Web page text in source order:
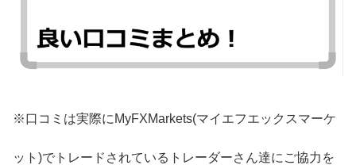
※口コミは実際にMyFXMarkets(マイエフエックスマーケ
ット)でトレードされているトレーダーさん達にご協力を